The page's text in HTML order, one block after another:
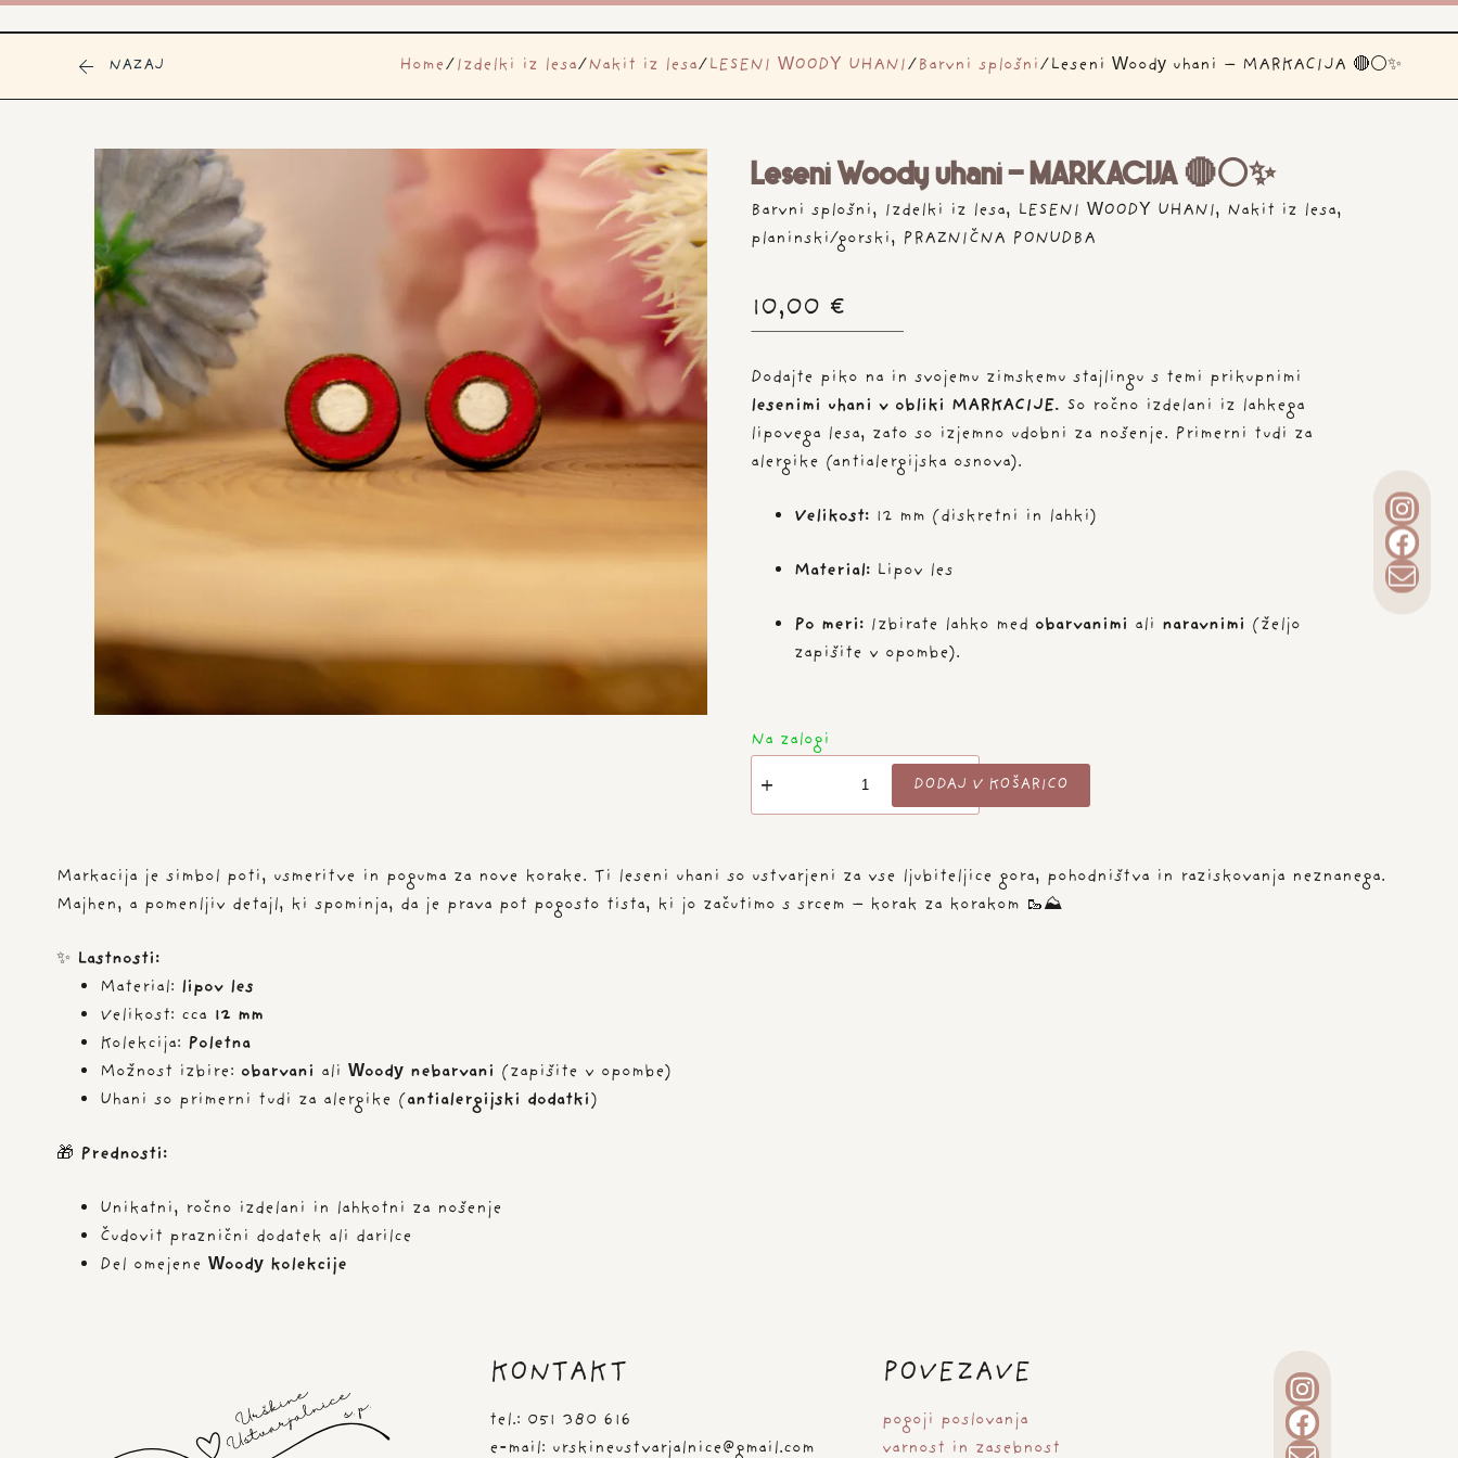
NAZAJ Home/Izdelki iz lesa/Nakit iz lesa/LESENI WOODY UHANI/Barvni splošni/Leseni Woody uhani – MARKACIJA 🔴⚪✨
Leseni Woody uhani - MARKACIJA 🔴⚪✨
Barvni splošni, Izdelki iz lesa, LESENI WOODY UHANI, Nakit iz lesa,
planinski/gorski, PRAZNIČNA PONUDBA
10,00 €
Dodajte piko na in svojemu zimskemu stajlingu s temi prikupnimi
lesenimi uhani v obliki MARKACIJE. So ročno izdelani iz lahkega
lipovega lesa, zato so izjemno udobni za nošenje. Primerni tudi za
alergike (antialergijska osnova).
Velikost: 12 mm (diskretni in lahki)
Material: Lipov les
Po meri: Izbirate lahko med obarvanimi ali naravnimi (željo
zapišite v opombe).
Na zalogi
Woody
uhani
MARKACIJA
🔴⚪✨
DODAJ V KOŠARICO
Markacija je simbol poti, usmeritve in poguma za nove korake. Ti leseni uhani so ustvarjeni za vse ljubiteljice gora, pohodništva in raziskovanja neznanega.
Majhen, a pomenljiv detajl, ki spominja, da je prava pot pogosto tista, ki jo začutimo s srcem – korak za korakom 🥾⛰️
✨ Lastnosti:
Material: lipov les
Velikost: cca 12 mm
Kolekcija: Poletna
Možnost izbire: obarvani ali Woody nebarvani (zapišite v opombe)
Uhani so primerni tudi za alergike (antialergijski dodatki)
🎁 Prednosti:
Unikatni, ročno izdelani in lahkotni za nošenje
Čudovit praznični dodatek ali darilce
Del omejene Woody kolekcije
KONTAKT
tel.: 051 380 616
e-mail: urskineustvarjalnice@gmail.com
POVEZAVE
pogoji poslovanja
varnost in zasebnost